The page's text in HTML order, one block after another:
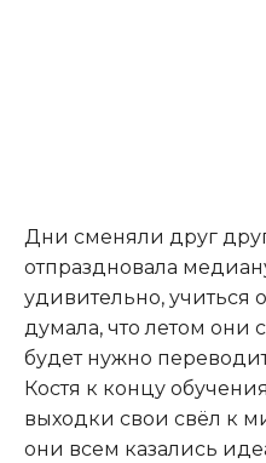
​Дни сменяли друг
отпраздновала
удивительно, учиться
думала, что летом они
будет нужно
Костя к концу
выходки свои свёл к
они всем казались